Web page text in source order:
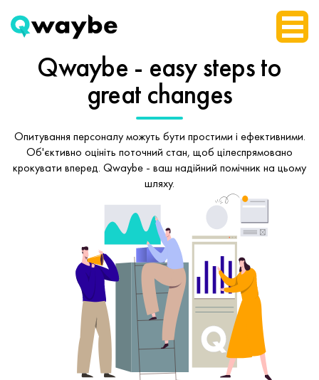
Qwaybe - easy stepsto
great changes
Опитування персоналу можуть бути простими і ефективними.
Об'єктивно оцініть поточний стан, щоб цілеспрямовано
крокувати вперед. Qwaybe - ваш надійний помічник на цьому
шляху.